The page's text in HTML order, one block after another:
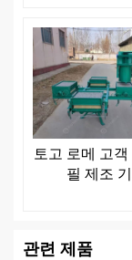
토고 로메 고
필 제조
관련 제품